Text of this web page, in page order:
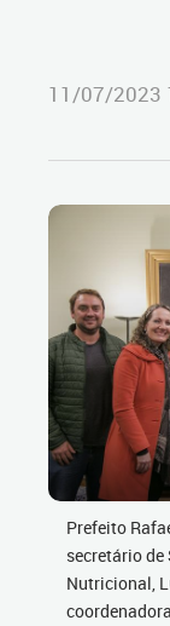
11/07/2023
Prefeito
secretário
Nutricional,